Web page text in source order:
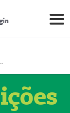
Vitória Ltda (Nome Fantasia: Policlínica Master)